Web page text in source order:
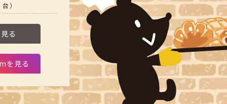
）
る
を見る